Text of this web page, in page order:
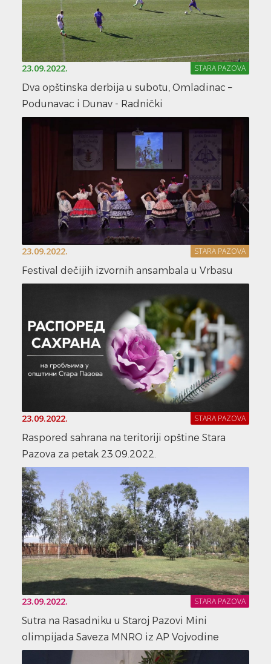
23.09.2022. STARA PAZOVA
Dva opštinska derbija u subotu, Omladinac –
Podunavac i Dunav - Radnički
23.09.2022. STARA PAZOVA
Festival dečijih izvornih ansambala u Vrbasu
23.09.2022. STARA PAZOVA
Raspored sahrana na teritoriji opštine Stara
Pazova za petak 23.09.2022.
23.09.2022. STARA PAZOVA
Sutra na Rasadniku u Staroj Pazovi Mini
olimpijada Saveza MNRO iz AP Vojvodine